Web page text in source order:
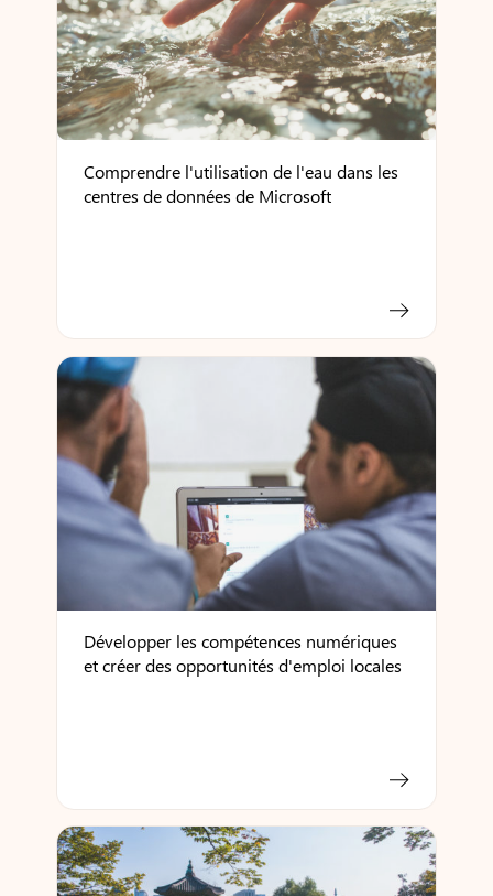
Comprendre l'utilisation de l'eau dans les
centres de données de Microsoft
Développer les compétences numériques
et créer des opportunités d'emploi locales